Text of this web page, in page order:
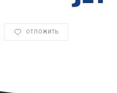
ОТЛОЖИТЬ